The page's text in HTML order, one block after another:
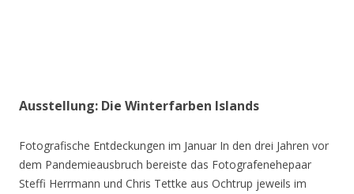
Ausstellung: Die Winterfarben Islands
Fotografische Entdeckungen im Januar In den drei Jahren vor
dem Pandemieausbruch bereiste das Fotografenehepaar
Steffi Herrmann und Chris Tettke aus Ochtrup jeweils im